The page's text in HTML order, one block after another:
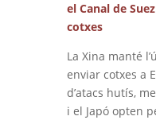
el Canal de
cotxes
La Xina manté
enviar cotxes a
d’atacs hutís,
i el Japó opten